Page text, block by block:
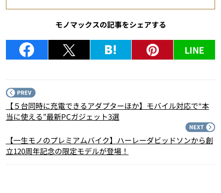
モノマックスの記事をシェアする
LINE
【５台同時に充電できるアダプターほか】モバイル対応で“本
当に使える”最新PCガジェット3選
【一生モノのプレミアムバイク】ハーレーダビッドソンから創
立120周年記念の限定モデルが登場！